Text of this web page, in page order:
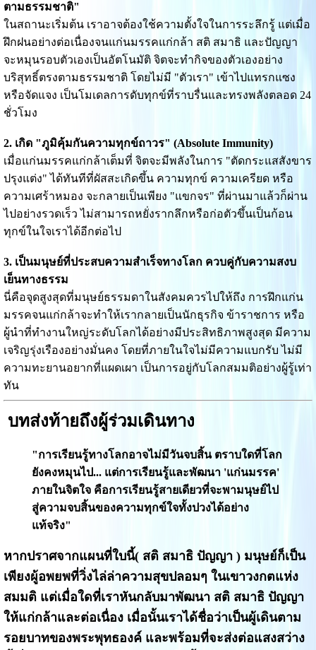
ตามธรรมชาติ"
ในสถานะเริ่มต้น เราอาจต้องใช้ความตั้งใจในการระลึกรู้ แต่เมื่อ
ฝึกฝนอย่างต่อเนื่องจนแก่นมรรคแก่กล้า สติ สมาธิ และปัญญา
จะหมุนรอบตัวเองเป็นอัตโนมัติ จิตจะทำกิจของตัวเองอย่าง
บริสุทธิ์ตรงตามธรรมชาติ โดยไม่มี "ตัวเรา" เข้าไปแทรกแซง
หรือจัดแจง เป็นโมเดลการดับทุกข์ที่ราบรื่นและทรงพลังตลอด 24
ชั่วโมง
2. เกิด "ภูมิคุ้มกันความทุกข์ถาวร" (Absolute Immunity)
เมื่อแก่นมรรคแก่กล้าเต็มที่ จิตจะมีพลังในการ "ตัดกระแสสังขาร
ปรุงแต่ง" ได้ทันทีที่ผัสสะเกิดขึ้น ความทุกข์ ความเครียด หรือ
ความเศร้าหมอง จะกลายเป็นเพียง "แขกจร" ที่ผ่านมาแล้วก็ผ่าน
ไปอย่างรวดเร็ว ไม่สามารถหยั่งรากลึกหรือก่อตัวขึ้นเป็นก้อน
ทุกข์ในใจเราได้อีกต่อไป
3. เป็นมนุษย์ที่ประสบความสำเร็จทางโลก ควบคู่กับความสงบ
เย็นทางธรรม
นี่คือจุดสูงสุดที่มนุษย์ธรรมดาในสังคมควรไปให้ถึง การฝึกแก่น
มรรคจนแก่กล้าจะทำให้เรากลายเป็นนักธุรกิจ ข้าราชการ หรือ
ผู้นำที่ทำงานใหญ่ระดับโลกได้อย่างมีประสิทธิภาพสูงสุด มีความ
เจริญรุ่งเรืองอย่างมั่นคง โดยที่ภายในใจไม่มีความแบกรับ ไม่มี
ความทะยานอยากที่แผดเผา เป็นการอยู่กับโลกสมมติอย่างผู้รู้เท่า
ทัน
บทส่งท้ายถึงผู้ร่วมเดินทาง
"การเรียนรู้ทางโลกอาจไม่มีวันจบสิ้น ตราบใดที่โลก
ยังคงหมุนไป... แต่การเรียนรู้และพัฒนา 'แก่นมรรค'
ภายในจิตใจ คือการเรียนรู้สายเดียวที่จะพามนุษย์ไป
สู่ความจบสิ้นของความทุกข์ใจทั้งปวงได้อย่าง
แท้จริง"
หากปราศจากแผนที่ใบนี้( สติ สมาธิ ปัญญา ) มนุษย์ก็เป็น
เพียงผู้อพยพที่วิ่งไล่ล่าความสุขปลอมๆ ในเขาวงกตแห่ง
สมมติ แต่เมื่อใดที่เราหันกลับมาพัฒนา สติ สมาธิ ปัญญา
ให้แก่กล้าและต่อเนื่อง เมื่อนั้นเราได้ชื่อว่าเป็นผู้เดินตาม
รอยบาทของพระพุทธองค์ และพร้อมที่จะส่งต่อแสงสว่าง